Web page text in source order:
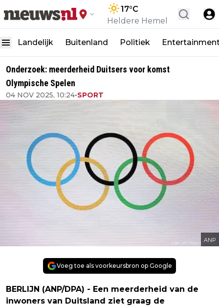
17°C
Heldere Hemel
Landelijk Buitenland Politiek
Onderzoek: meerderheid Duitsers voor komst
Olympische Spelen
04 NOV 2025, 10:24•SPORT
ANP
Voeg toe als voorkeursbron op Google
BERLIJN (ANP/DPA) - Een meerderheid van de
inwoners van Duitsland ziet graag de